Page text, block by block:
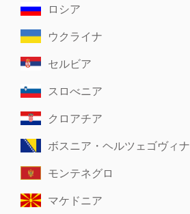
ロシア
ウクライナ
セルビア
スロべニア
クロアチア
ボスニア・ヘルツェゴヴィナ
モンテネグロ
マケドニア